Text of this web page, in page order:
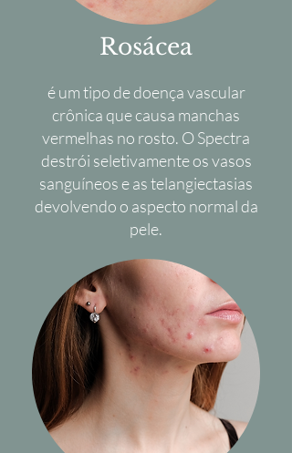
Rosácea
é um tipo de doença vascular
crônica que causa manchas
vermelhas no rosto. O Spectra
destrói seletivamente os vasos
sanguíneos e as telangiectasias
devolvendo o aspecto normal da
pele.